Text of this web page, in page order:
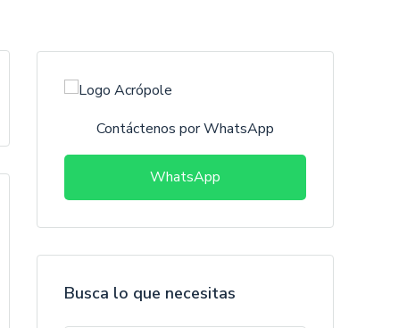
Contáctenos por WhatsApp
WhatsApp
Busca lo que necesitas